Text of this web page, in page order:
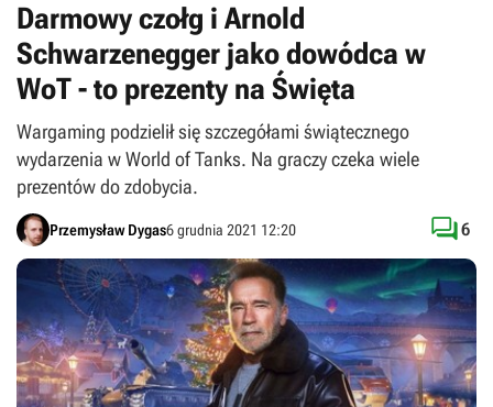
Darmowy czołg i Arnold
Schwarzenegger jako dowódca w
WoT - to prezenty na Święta
Wargaming podzielił się szczegółami świątecznego
wydarzenia w World of Tanks. Na graczy czeka wiele
prezentów do zdobycia.
Przemysław Dygas6 grudnia 2021 12:20 6